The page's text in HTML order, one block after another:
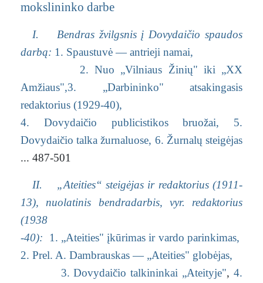
mokslininko darbe
I. Bendras žvilgsnis į Dovydaičio spaudos
darbą: 1. Spaustuvė — antrieji namai,
2. Nuo „Vilniaus Žinių" iki „XX
Amžiaus",3. „Darbininko" atsakingasis
redaktorius (1929-40),
4. Dovydaičio publicistikos bruožai,
5.
Dovydaičio talka žurnaluose, 6. Žurnalų steigėjas
... 487-501
II. „Ateities“ steigėjas ir redaktorius (1911-
13), nuolatinis bendradarbis, vyr. redaktorius
(1938
-40):
1. „Ateities" įkūrimas ir vardo parinkimas,
2. Prel. A. Dambrauskas — „Ateities" globėjas,
3. Dovydaičio talkininkai „Ateityje", 4.